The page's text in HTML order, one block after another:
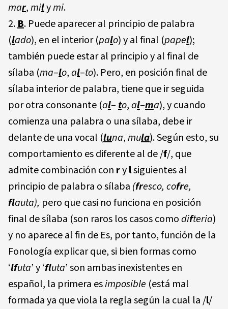
mar,milymi.
B. Puede aparecer al principio de palabra
(lado), en el interior (palo) y al final (papel);
también puede estar al principio y al final de
sílaba (ma–lo,al–to). Pero, en posición final de
sílaba interior de palabra, tiene que ir seguida
por otra consonante (al–to,al–ma), y cuando
comienza una palabra o una sílaba, debe ir
delante de una vocal (luna,mula). Según esto, su
comportamiento es diferente al de /f/, que
admite combinación con rylsiguientes al
principio de palabra o sílaba (fresco, cofre,
flauta), pero que casi no funciona en posición
final de sílaba (son raros los casos comodifteria)
y no aparece al fin de Es, por tanto, función de la
Fonología explicar que, si bien formas como
‘lfuta’ y ‘fluta’ son ambas inexistentes en
español, la primera esimposible (está mal
formada ya que viola la regla según la cual la /l/